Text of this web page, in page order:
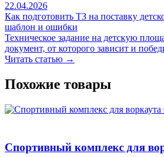
22.04.2026
Как подготовить ТЗ на поставку
шаблон и ошибки
Техническое задание на детскую
документ, от которого зависит и
Читать статью →
Похожие товары
Спортивный комплекс для